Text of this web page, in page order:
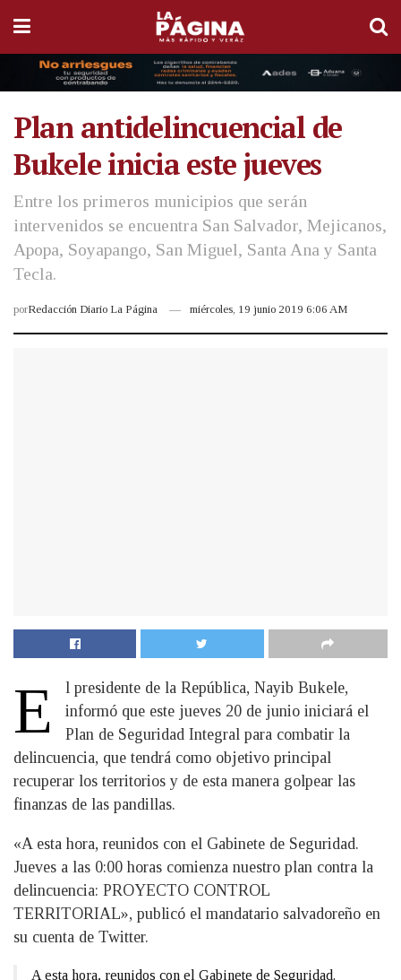
Plan antidelincuencial de
Bukele inicia este jueves
Entre los primeros municipios que serán
intervenidos se encuentra San Salvador, Mejicanos,
Apopa, Soyapango, San Miguel, Santa Ana y Santa
Tecla.
porRedacción Diario La Página miércoles, 19 junio 2019 6:06 AM
E
l presidente de la República, Nayib Bukele,
informó que este jueves 20 de junio iniciará el
Plan de Seguridad Integral para combatir la
delincuencia, que tendrá como objetivo principal
recuperar los territorios y de esta manera golpear las
finanzas de las pandillas.
«A esta hora, reunidos con el Gabinete de Seguridad.
Jueves a las 0:00 horas comienza nuestro plan contra la
delincuencia: PROYECTO CONTROL
TERRITORIAL», publicó el mandatario salvadoreño en
su cuenta de Twitter.
A esta hora, reunidos con el Gabinete de Seguridad.